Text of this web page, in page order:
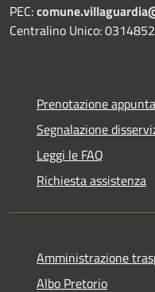
PEC:
Centralino Unico:
Prenotazione
Segnalazione
Leggi le FAQ
Richiesta assistenza
Amministrazione
Albo Pretorio